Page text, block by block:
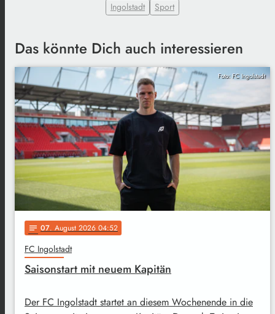
Ingolstadt Sport
Das könnte Dich auch interessieren
Foto: FC Ingolstadt
notes 07. August 2026 04:52
FC Ingolstadt
Saisonstart mit neuem Kapitän
Der FC Ingolstadt startet an diesem Wochenende in die